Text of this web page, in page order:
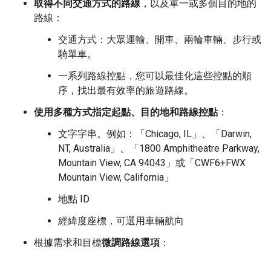
取得不同交通方式的路線 ，以及單一或多個目的地的
路線：
交通方式：大眾運輸、開車、兩輪車輛、步行或
騎單車。
一系列路線控點，您可以最佳化這些控點的順
序，找出最有效率的旅遊路線。
使用多種方式指定起點、目的地和路線控點：
文字字串。例如：「Chicago, IL」、「Darwin,
NT, Australia」、「1800 Amphitheatre Parkway,
Mountain View, CA 94043」或「CWF6+FWX
Mountain View, California」
地點 ID
經緯度座標，可選用車輛航向
根據需求和目標微調路線選項 ：